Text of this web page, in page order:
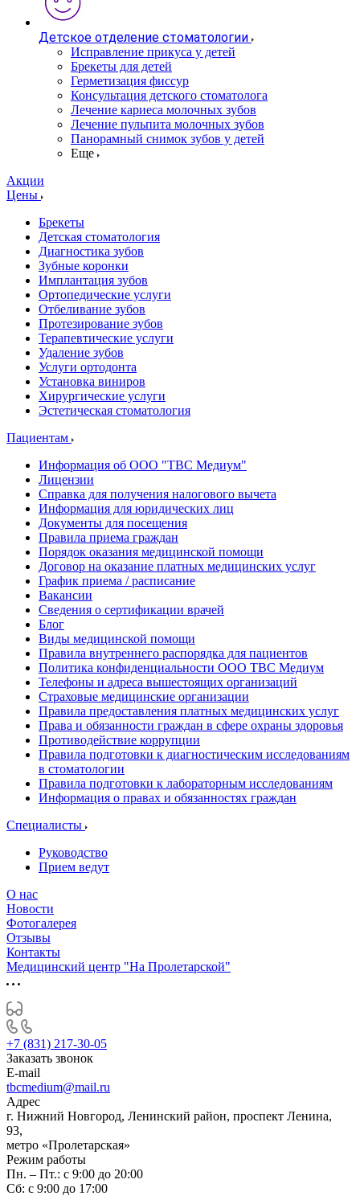
Детское отделение стоматологии
Исправление прикуса у детей
Брекеты для детей
Герметизация фиссур
Консультация детского стоматолога
Лечение кариеса молочных зубов
Лечение пульпита молочных зубов
Панорамный снимок зубов у детей
Еще
Акции
Цены
Брекеты
Детская стоматология
Диагностика зубов
Зубные коронки
Имплантация зубов
Ортопедические услуги
Отбеливание зубов
Протезирование зубов
Терапевтические услуги
Удаление зубов
Услуги ортодонта
Установка виниров
Хирургические услуги
Эстетическая стоматология
Пациентам
Информация об ООО "ТВС Медиум"
Лицензии
Справка для получения налогового вычета
Информация для юридических лиц
Документы для посещения
Правила приема граждан
Порядок оказания медицинской помощи
Договор на оказание платных медицинских услуг
График приема / расписание
Вакансии
Сведения о сертификации врачей
Блог
Виды медицинской помощи
Правила внутреннего распорядка для пациентов
Политика конфиденциальности ООО ТВС Медиум
Телефоны и адреса вышестоящих организаций
Страховые медицинские организации
Правила предоставления платных медицинских услуг
Права и обязанности граждан в сфере охраны здоровья
Противодействие коррупции
Правила подготовки к диагностическим исследованиям
в стоматологии
Правила подготовки к лабораторным исследованиям
Информация о правах и обязанностях граждан
Специалисты
Руководство
Прием ведут
О нас
Новости
Фотогалерея
Отзывы
Контакты
Медицинский центр "На Пролетарской"
+7 (831) 217-30-05
Заказать звонок
E-mail
tbcmedium@mail.ru
Адрес
г. Нижний Новгород, Ленинский район, проспект Ленина,
93,
метро «Пролетарская»
Режим работы
Пн. – Пт.: с 9:00 до 20:00
Cб: с 9:00 до 17:00